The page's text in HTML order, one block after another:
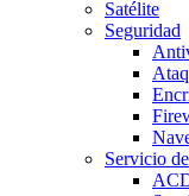
Satélite
Seguridad
Servicio